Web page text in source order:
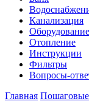
Канализация
Оборудование
Отопление
Инструкции
Фильтры
Вопросы-
Главная